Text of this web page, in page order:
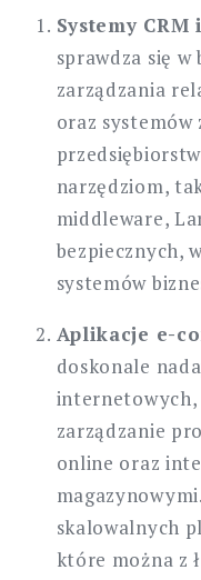
Systemy CRM
sprawdza się
zarządzania
oraz systemów
narzędziom,
middleware,
bezpiecznych,
systemów
Aplikacje e-
doskonale
zarządzanie
online oraz
skalowalnych
które można z